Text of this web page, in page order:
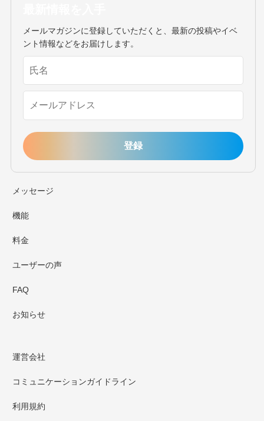
メールマガジンに登録していただくと、最新の投稿やイベ
ント情報などをお届けします。
メッセージ
機能
料金
ユーザーの声
FAQ
お知らせ
運営会社
コミュニケーションガイドライン
利用規約